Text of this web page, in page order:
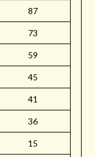
87
73
59
45
41
36
15